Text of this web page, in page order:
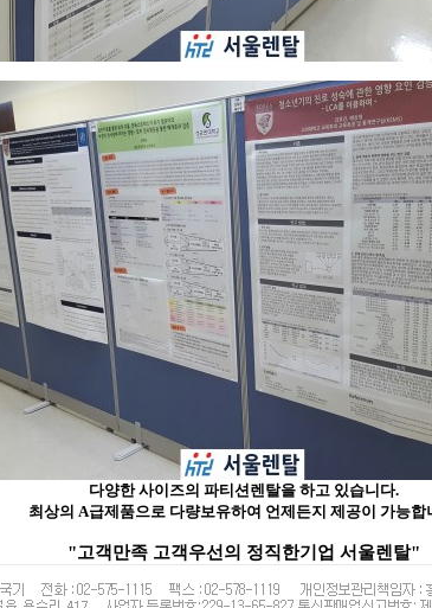
다양한 사이즈의 파티션렌탈을 하고 있습니다.
최상의 A급제품으로 다량보유하여 언제든지 제공이 가능합
"고객만족 고객우선의 정직한기업 서울렌탈"​